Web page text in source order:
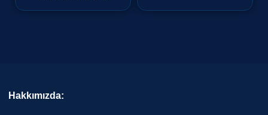
Hakkımızda: